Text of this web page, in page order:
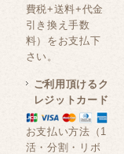
費税+送料+代金
引き換え手数
料）をお支払下
さい。
ご利用頂けるク
レジットカード
お支払い方法（1
活・分割・リボ